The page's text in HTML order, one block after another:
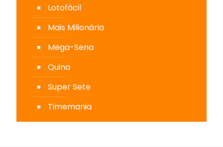
Lotofácil
Mais Milionária
Mega-Sena
Quina
Super Sete
Timemania